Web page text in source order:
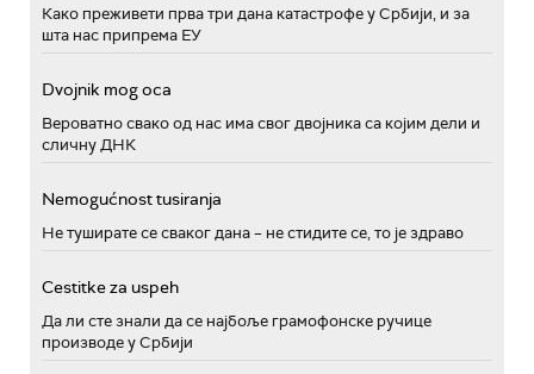
Како преживети прва три дана катастрофе у Србији, и за
шта нас припрема ЕУ
Dvojnik mog oca
Вероватно свако од нас има свог двојника са којим дели и
сличну ДНК
Nemogućnost tusiranja
Не туширате се сваког дана – не стидите се, то је здраво
Cestitke za uspeh
Да ли сте знали да се најбоље грамофонске ручице
производе у Србији